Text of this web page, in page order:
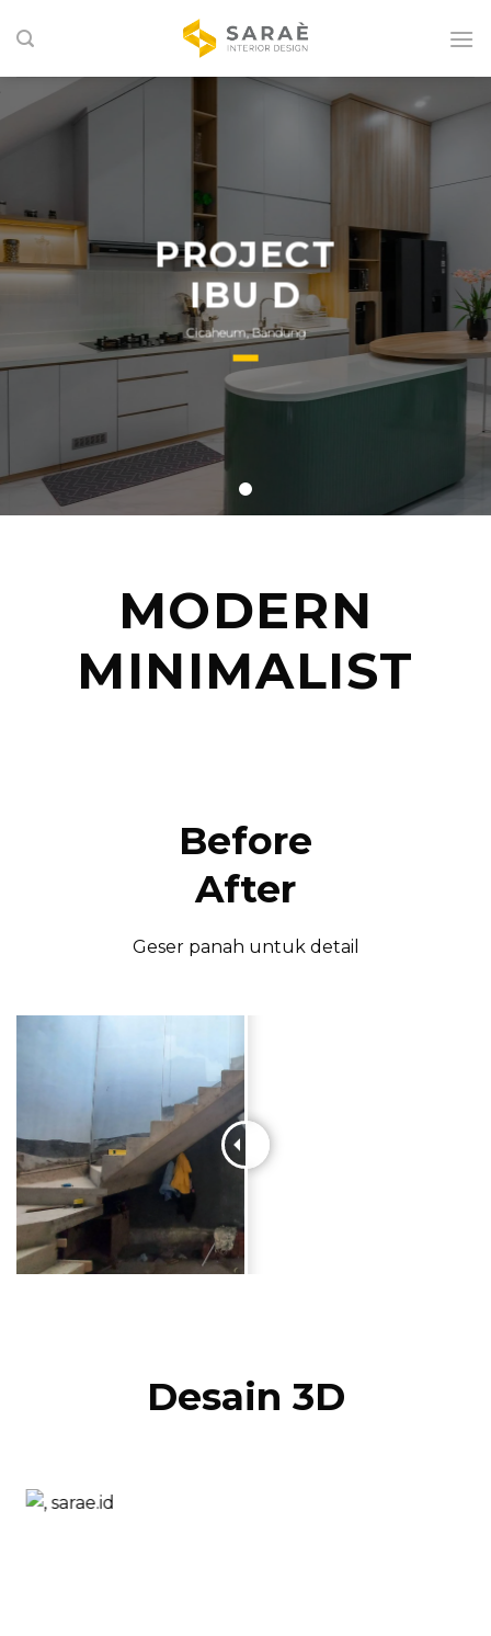
to
PROJECT
IBU D
Cicaheum, Bandung
MODERN
MINIMALIST
Before
After
Geser panah untuk detail
Desain 3D